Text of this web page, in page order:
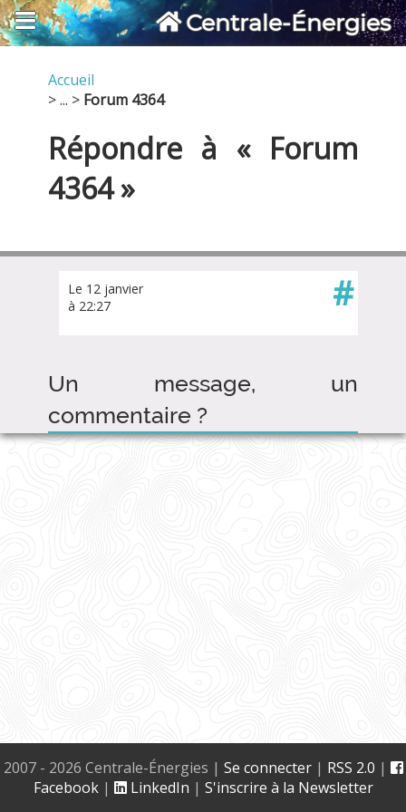
Centrale-Énergies
Accueil
> ... > Forum 4364
Répondre à « Forum
4364 »
Le 12 janvier
à 22:27
#
Un message, un
commentaire ?
2007 - 2026 Centrale-Énergies | Se connecter| RSS 2.0 |
Facebook| LinkedIn | S'inscrire à la Newsletter